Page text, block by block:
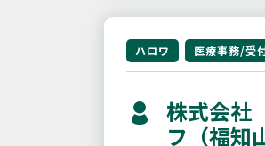
ハロワ 医療事務/受
株式会社
フ（福知